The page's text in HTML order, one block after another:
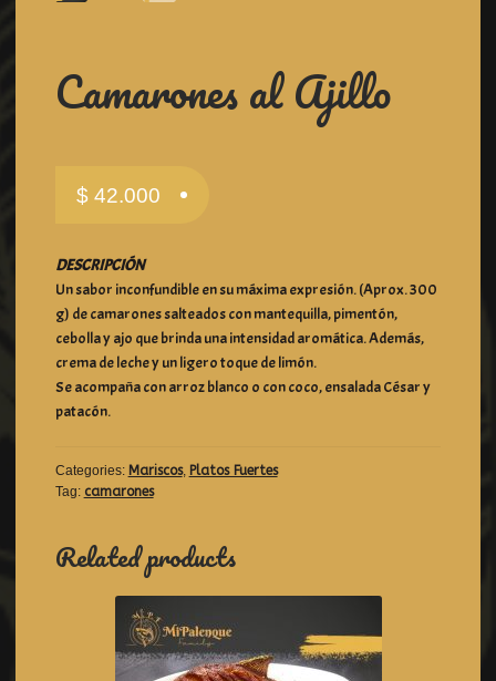
Camarones al Ajillo
$ 42.000
DESCRIPCIÓN
Un sabor inconfundible en su máxima expresión. (Aprox. 300
g) de camarones salteados con mantequilla, pimentón,
cebolla y ajo que brinda una intensidad aromática. Además,
crema de leche y un ligero toque de limón.
Se acompaña con arroz blanco o con coco, ensalada César y
patacón.
Categories: Mariscos, Platos Fuertes
Tag: camarones
Related products